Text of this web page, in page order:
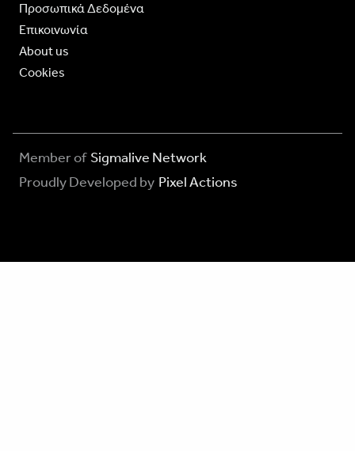
Προσωπικά Δεδομένα
Επικοινωνία
About us
Cookies
Member of Sigmalive Network
Proudly Developed by Pixel Actions